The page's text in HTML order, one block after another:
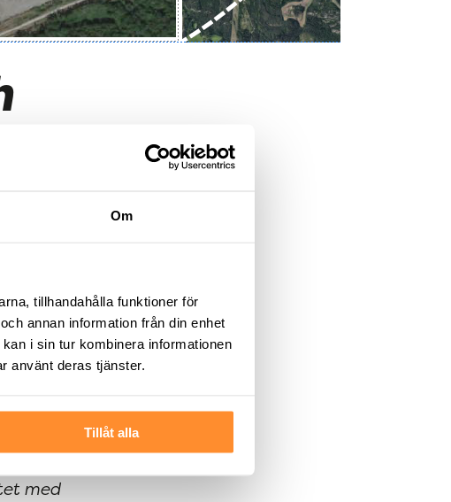
Om
tillhandahålla funktioner för
annan information från din enhet
i sin tur kombinera informationen
använt deras tjänster.
Tillåt alla
AB är
till
till
med